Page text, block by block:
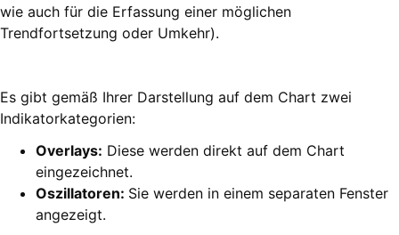
wie auch für die Erfassung einer möglichen
Trendfortsetzung oder Umkehr).
Es gibt gemäß Ihrer Darstellung auf dem Chart zwei
Indikatorkategorien:
Overlays: Diese werden direkt auf dem Chart
eingezeichnet.
Oszillatoren: Sie werden in einem separaten Fenster
angezeigt.